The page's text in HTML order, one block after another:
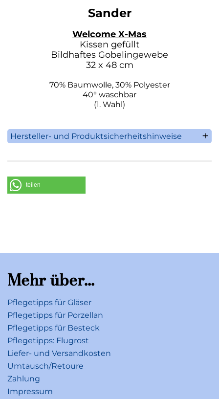
Sander
Welcome X-Mas
Kissen gefüllt
Bildhaftes Gobelingewebe
32 x 48 cm
70% Baumwolle, 30% Polyester
40° waschbar
(1. Wahl)
Hersteller- und Produktsicherheitshinweise
Fax +49 (0 21 32) 9 96 96-66
teilen
Mehr über...
Pflegetipps für Gläser
Pflegetipps für Porzellan
Pflegetipps für Besteck
Pflegetipps: Flugrost
Liefer- und Versandkosten
Umtausch/Retoure
Zahlung
Impressum